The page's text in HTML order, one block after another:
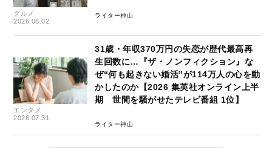
グルメ
2026.08.02
ライター神山
エンタメ
2026.07.31
31歳・年収370万円の失恋が歴代最高再
生回数に…『ザ・ノンフィクション』な
ぜ“何も起きない婚活”が114万人の心を動
かしたのか【2026 集英社オンライン上半
期 世間を騒がせたテレビ番組 1位】
ライター神山